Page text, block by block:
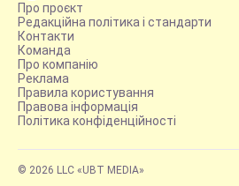
Про проєкт
Редакційна політика і стандарти
Контакти
Команда
Про компанію
Реклама
Правила користування
Правова інформація
Політика конфіденційності
© 2026 LLC «UBT MEDIA»